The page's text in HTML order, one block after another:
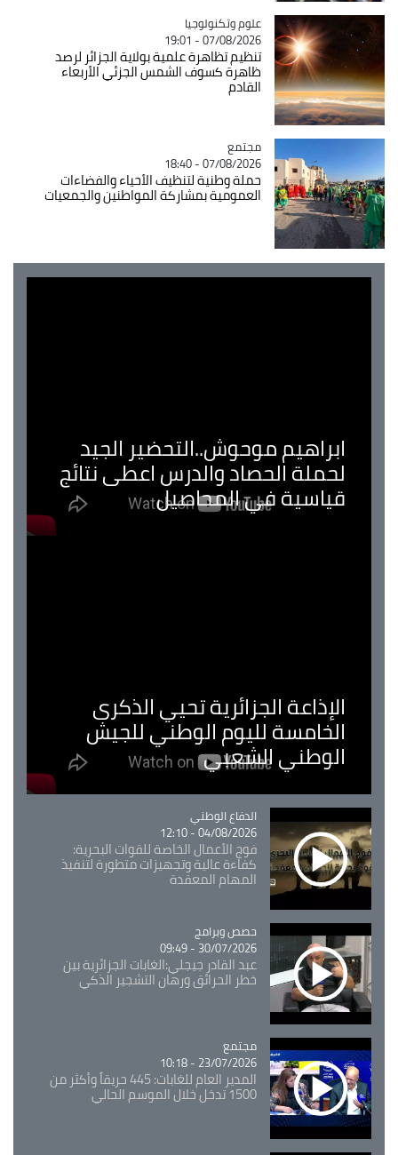
Catégorie
علوم وتكنولوجيا
07/08/2026 - 19:01
تنظيم تظاهرة علمية بولاية الجزائر لرصد
ظاهرة كسوف الشمس الجزئي الأربعاء
القادم
Catégorie
مجتمع
07/08/2026 - 18:40
حملة وطنية لتنظيف الأحياء والفضاءات
العمومية بمشاركة المواطنين والجمعيات
ابراهيم موحوش..التحضير الجيد
لحملة الحصاد والدرس اعطى نتائج
قياسية في المحاصيل
الإذاعة الجزائرية تحيي الذكرى
الخامسة لليوم الوطني للجيش
الوطني الشعبي
Catégorie
الدفاع الوطني
04/08/2026 - 12:10
فوج الأعمال الخاصة للقوات البحرية:
كفاءة عالية وتجهيزات متطورة لتنفيذ
المهام المعقدة
Catégorie
حصص وبرامج
30/07/2026 - 09:49
عبد القادر جيجلي:الغابات الجزائرية بين
خطر الحرائق ورهان التشجير الذكي
Catégorie
مجتمع
23/07/2026 - 10:18
المدير العام للغابات: 445 حريقاً وأكثر من
1500 تدخل خلال الموسم الحالي